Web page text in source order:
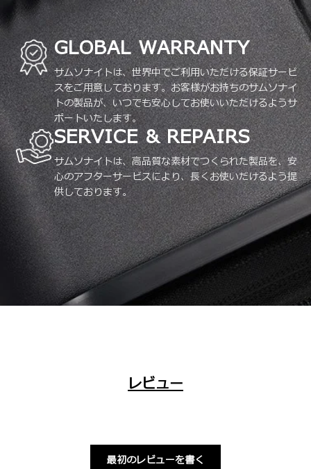
GLOBAL WARRANTY
サムソナイトは、世界中でご利用いただける保証サービ
スをご用意しております。お客様がお持ちのサムソナイ
トの製品が、いつでも安心してお使いいただけるようサ
ポートいたします。
SERVICE & REPAIRS
サムソナイトは、高品質な素材でつくられた製品を、安
心のアフターサービスにより、長くお使いだけるよう提
供しております。
レビュー
最初のレビューを書く